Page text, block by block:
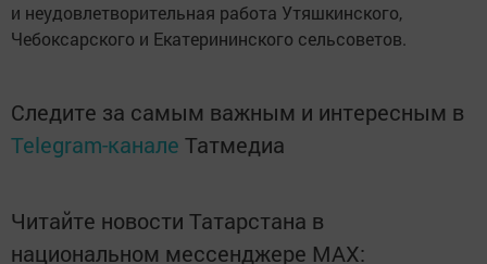
и неудовлетворительная работа Утяшкинского,
Чебоксарского и Екатерининского сельсоветов.
Следите за самым важным и интересным в
Telegram-канале Татмедиа
Читайте новости Татарстана в
национальном мессенджере MАХ: